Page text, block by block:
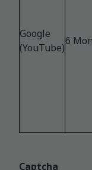
Google
(YouTube)
6
Captcha